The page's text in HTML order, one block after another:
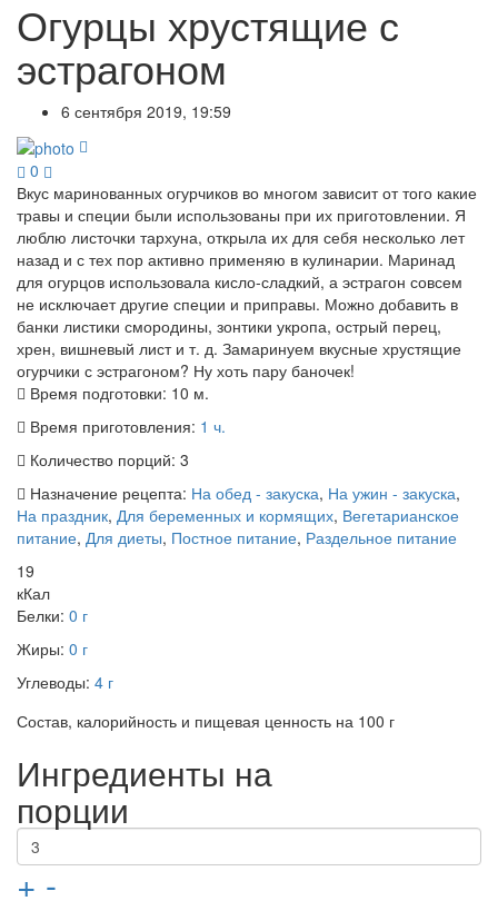
Огурцы хрустящие с
эстрагоном
6 сентября 2019, 19:59
0
Вкус маринованных огурчиков во многом зависит от того какие
травы и специи были использованы при их приготовлении. Я
люблю листочки тархуна, открыла их для себя несколько лет
назад и с тех пор активно применяю в кулинарии. Маринад
для огурцов использовала кисло-сладкий, а эстрагон совсем
не исключает другие специи и приправы. Можно добавить в
банки листики смородины, зонтики укропа, острый перец,
хрен, вишневый лист и т. д. Замаринуем вкусные хрустящие
огурчики с эстрагоном? Ну хоть пару баночек!
Время подготовки: 10 м.
Время приготовления: 1 ч.
Количество порций: 3
Назначение рецепта: На обед - закуска, На ужин - закуска,
На праздник, Для беременных и кормящих, Вегетарианское
питание, Для диеты, Постное питание, Раздельное питание
19
кКал
Белки: 0 г
Жиры: 0 г
Углеводы: 4 г
Состав, калорийность и пищевая ценность на 100 г
Ингредиенты на
порции
+ -